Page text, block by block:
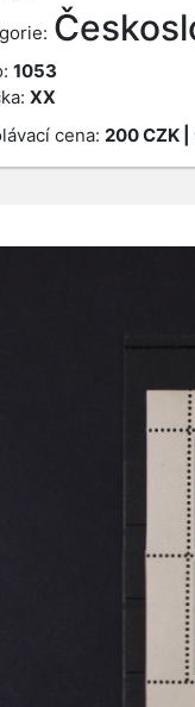
1053
XX
cena: 200CZK|